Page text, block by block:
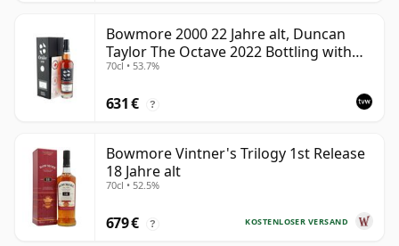
Bowmore 2000 22 Jahre alt, Duncan
Taylor The Octave 2022 Bottling with
Box - Cask 3737529
70cl • 53.7%
631 € ?
Bowmore Vintner's Trilogy 1st Release
18 Jahre alt
70cl • 52.5%
KOSTENLOSER VERSAND
679 € ?